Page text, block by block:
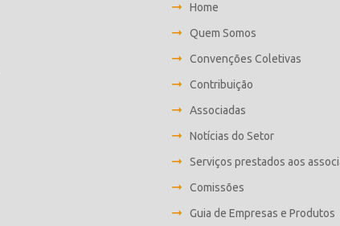
Home
Quem Somos
Convenções Coletivas
Contribuição
Associadas
Notícias do Setor
Serviços prestados aos
Comissões
Guia de Empresas e Produtos